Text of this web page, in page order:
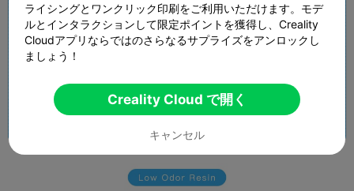
ライシングとワンクリック印刷をご利用いただけます。モデ
ルとインタラクションして限定ポイントを獲得し、Creality
Cloudアプリならではのさらなるサプライズをアンロックし
ましょう！
Creality Cloud で開く
キャンセル